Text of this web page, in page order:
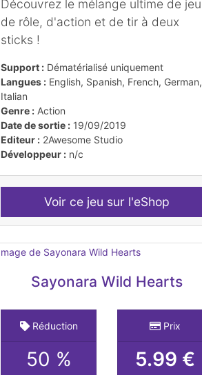
Découvrez le mélange ultime de jeu
de rôle, d'action et de tir à deux
sticks !
Support : Dématérialisé uniquement
Langues : English, Spanish, French, German,
Italian
Genre : Action
Date de sortie : 19/09/2019
Editeur : 2Awesome Studio
Développeur : n/c
Voir ce jeu sur l'eShop
Sayonara Wild Hearts
Réduction
50 %
Prix
5.99 €